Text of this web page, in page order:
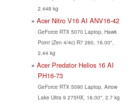
2.448 kg
Acer Nitro V16 AI ANV16-42
GeForce RTX 5070 Laptop, Hawk
Point (Zen 4/4c) R7 260, 16.00",
2.44 kg
Acer Predator Helios 16 AI
PH16-73
GeForce RTX 5090 Laptop, Arrow
Lake Ultra 9 275HX, 16.00", 2.7 kg